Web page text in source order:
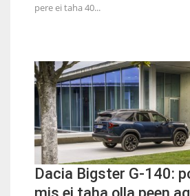
pere ei taha 40...
Dacia Bigster G-140: